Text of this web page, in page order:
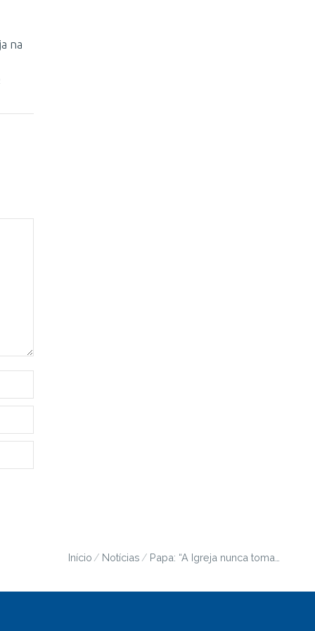
Você está aqui:
Início Notícias Papa: “A Igreja nunca toma…
na